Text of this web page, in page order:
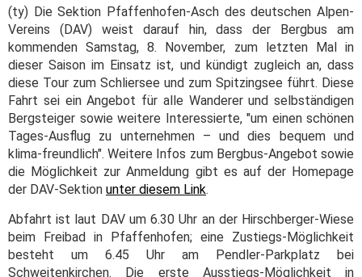
(ty) Die Sektion Pfaffenhofen-Asch des deutschen Alpen-
Vereins (DAV) weist darauf hin, dass der Bergbus am
kommenden Samstag, 8. November, zum letzten Mal in
dieser Saison im Einsatz ist, und kündigt zugleich an, dass
diese Tour zum Schliersee und zum Spitzingsee führt. Diese
Fahrt sei ein Angebot für alle Wanderer und selbständigen
Bergsteiger sowie weitere Interessierte, "um einen schönen
Tages-Ausflug zu unternehmen – und dies bequem und
klima-freundlich". Weitere Infos zum Bergbus-Angebot sowie
die Möglichkeit zur Anmeldung gibt es auf der Homepage
der DAV-Sektion unter diesem Link.
Abfahrt ist laut DAV um 6.30 Uhr an der Hirschberger-Wiese
beim Freibad in Pfaffenhofen; eine Zustiegs-Möglichkeit
besteht um 6.45 Uhr am Pendler-Parkplatz bei
Schweitenkirchen. Die erste Ausstiegs-Möglichkeit in